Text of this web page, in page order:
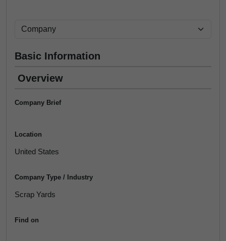
Basic Information
Overview
Company Brief
Location
United States
Company Type / Industry
Scrap Yards
Find on